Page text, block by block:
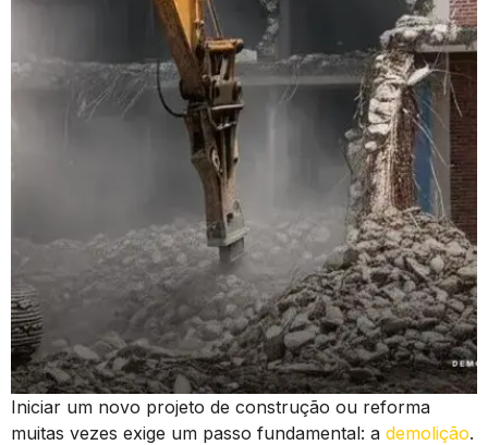
Iniciar um novo projeto de construção ou reforma
muitas vezes exige um passo fundamental: a demolição.